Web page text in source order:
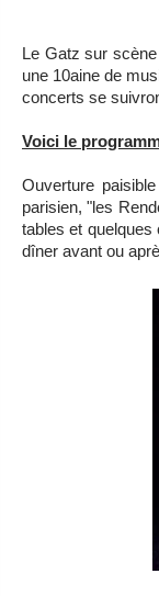
Le Gatz sur
une 10aine de
concerts se
Voici le
Ouverture
parisien, "les
tables et
dîner avant ou